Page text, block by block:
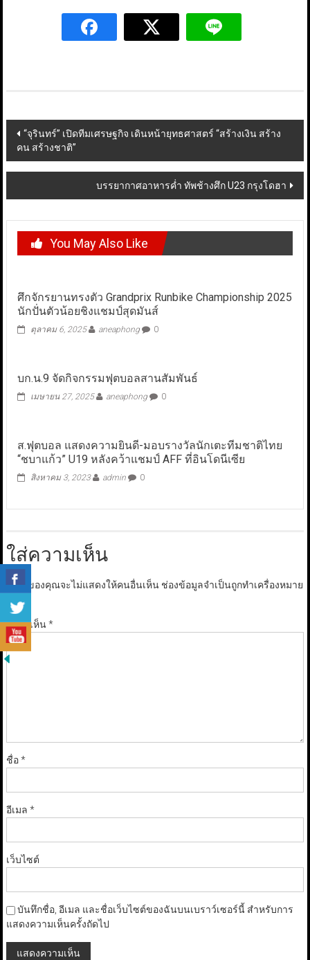
Post
navigation
“จุรินทร์” เปิดทีมเศรษฐกิจ เดินหน้ายุทธศาสตร์ “สร้างเงิน สร้าง
คน สร้างชาติ”
บรรยากาศอาหารค่ำ ทัพช้างศึก U23 กรุงโดฮา
You May Also Like
ศึกจักรยานทรงตัว Grandprix Runbike Championship 2025
นักปั่นตัวน้อยชิงแชมป์สุดมันส์
ตุลาคม 6, 2025 aneaphong 0
บก.น.9 จัดกิจกรรมฟุตบอลสานสัมพันธ์
เมษายน 27, 2025 aneaphong 0
ส.ฟุตบอล แสดงความยินดี-มอบรางวัลนักเตะทีมชาติไทย
“ชบาแก้ว” U19 หลังคว้าแชมป์ AFF ที่อินโดนีเซีย
สิงหาคม 3, 2023 admin 0
ใส่ความเห็น
อีเมลของคุณจะไม่แสดงให้คนอื่นเห็น ช่องข้อมูลจำเป็นถูกทำเครื่องหมาย
*
ความเห็น*
ชื่อ*
อีเมล *
เว็บไซต์
บันทึกชื่อ, อีเมล และชื่อเว็บไซต์ของฉันบนเบราว์เซอร์นี้ สำหรับการ
แสดงความเห็นครั้งถัดไป